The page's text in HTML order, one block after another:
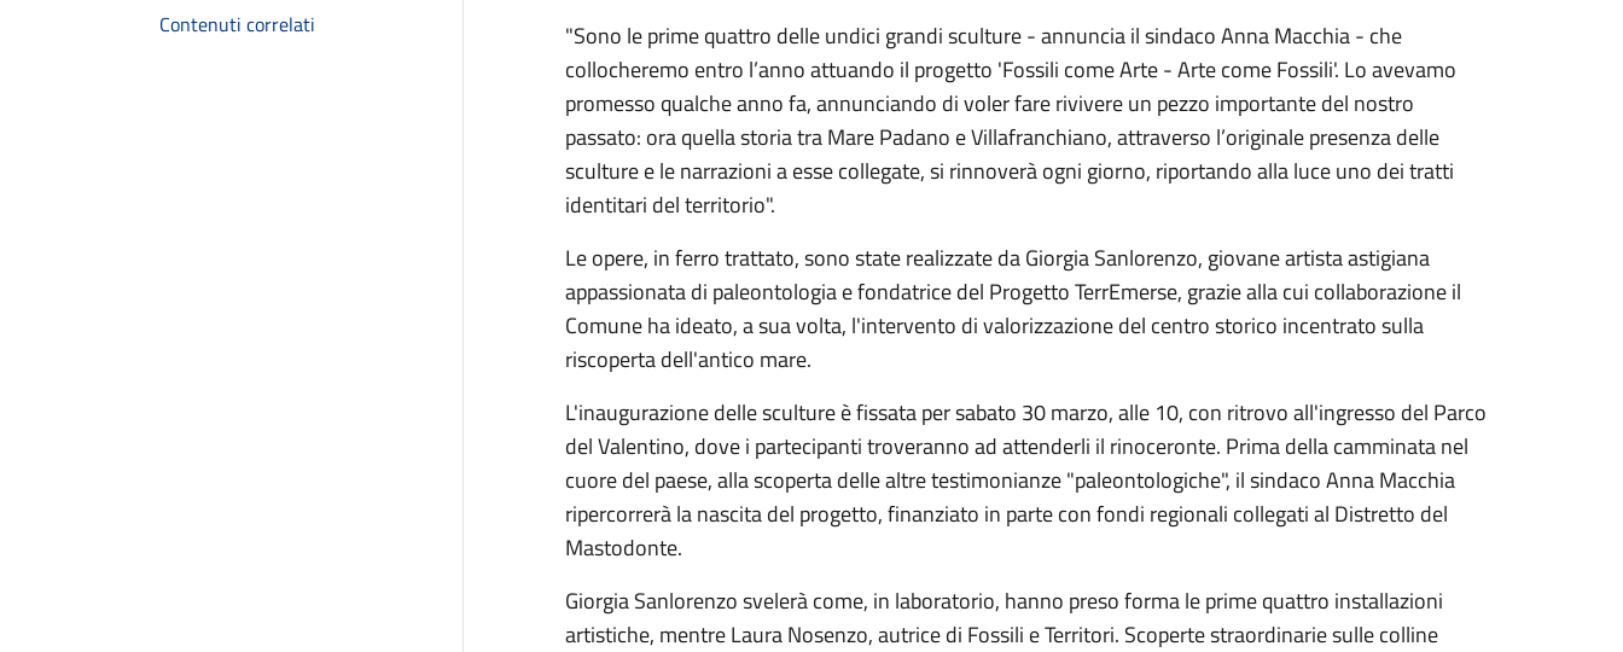
Contenuti correlati
"Sono le prime quattro delle undici grandi sculture - annuncia il sindaco Anna Macchia - che
collocheremo entro l’anno attuando il progetto 'Fossili come Arte - Arte come Fossili'. Lo avevamo
promesso qualche anno fa, annunciando di voler fare rivivere un pezzo importante del nostro
passato: ora quella storia tra Mare Padano e Villafranchiano, attraverso l’originale presenza delle
sculture e le narrazioni a esse collegate, si rinnoverà ogni giorno, riportando alla luce uno dei tratti
identitari del territorio".
Le opere, in ferro trattato, sono state realizzate da Giorgia Sanlorenzo, giovane artista astigiana
appassionata di paleontologia e fondatrice del Progetto TerrEmerse, grazie alla cui collaborazione il
Comune ha ideato, a sua volta, l'intervento di valorizzazione del centro storico incentrato sulla
riscoperta dell'antico mare.
L'inaugurazione delle sculture è fissata per sabato 30 marzo, alle 10, con ritrovo all'ingresso del Parco
del Valentino, dove i partecipanti troveranno ad attenderli il rinoceronte. Prima della camminata nel
cuore del paese, alla scoperta delle altre testimonianze "paleontologiche", il sindaco Anna Macchia
ripercorrerà la nascita del progetto, finanziato in parte con fondi regionali collegati al Distretto del
Mastodonte.
Giorgia Sanlorenzo svelerà come, in laboratorio, hanno preso forma le prime quattro installazioni
artistiche, mentre Laura Nosenzo, autrice di Fossili e Territori. Scoperte straordinarie sulle colline